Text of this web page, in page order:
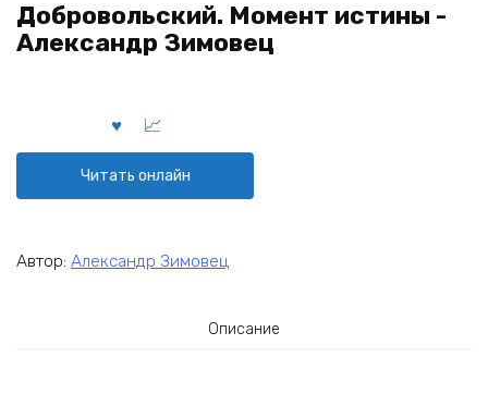
Добровольский. Момент истины -
Александр Зимовец
Читать онлайн
Автор: Александр Зимовец
Описание